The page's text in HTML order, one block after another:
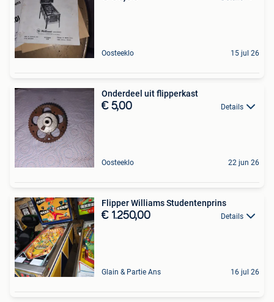
Oosteeklo 15 jul 26
Onderdeel uit flipperkast
€ 5,00 Details
Oosteeklo 22 jun 26
Flipper Williams Studentenprins
€ 1.250,00 Details
Glain & Partie Ans 16 jul 26